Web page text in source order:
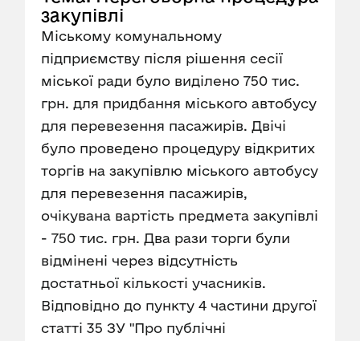
закупівлі
Міському комунальному
підприємству після рішення сесії
міської ради було виділено 750 тис.
грн. для придбання міського автобусу
для перевезення пасажирів. Двічі
було проведено процедуру відкритих
торгів на закупівлю міського автобусу
для перевезення пасажирів,
очікувана вартість предмета закупівлі
- 750 тис. грн. Два рази торги були
відмінені через відсутність
достатньої кількості учасників.
Відповідно до пункту 4 частини другої
статті 35 ЗУ "Про публічні